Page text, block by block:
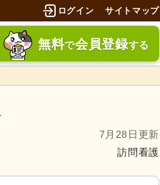
ログイン サイトマップ
無料で会員登録する
7月28日更新
訪問看護